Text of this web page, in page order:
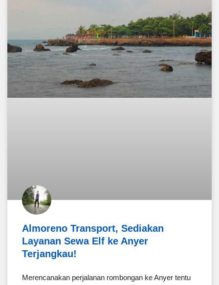
Almoreno Transport, Sediakan
Layanan Sewa Elf ke Anyer
Terjangkau!
Merencanakan perjalanan rombongan ke Anyer tentu